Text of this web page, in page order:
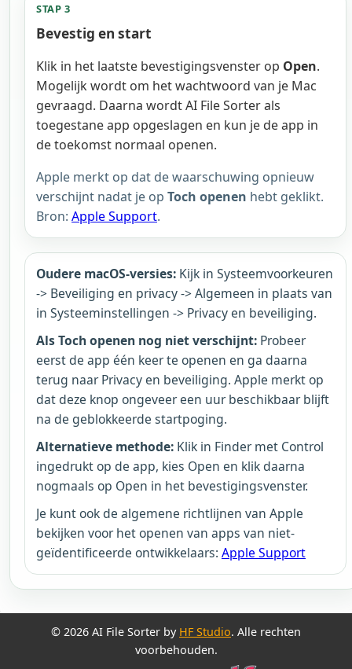
STAP 3
Bevestig en start
Klik in het laatste bevestigingsvenster op Open.
Mogelijk wordt om het wachtwoord van je Mac
gevraagd. Daarna wordt AI File Sorter als
toegestane app opgeslagen en kun je de app in
de toekomst normaal openen.
Apple merkt op dat de waarschuwing opnieuw
verschijnt nadat je op Toch openen hebt geklikt.
Bron: Apple Support.
Oudere macOS-versies: Kijk in Systeemvoorkeuren
-> Beveiliging en privacy -> Algemeen in plaats van
in Systeeminstellingen -> Privacy en beveiliging.
Als Toch openen nog niet verschijnt: Probeer
eerst de app één keer te openen en ga daarna
terug naar Privacy en beveiliging. Apple merkt op
dat deze knop ongeveer een uur beschikbaar blijft
na de geblokkeerde startpoging.
Alternatieve methode: Klik in Finder met Control
ingedrukt op de app, kies Open en klik daarna
nogmaals op Open in het bevestigingsvenster.
Je kunt ook de algemene richtlijnen van Apple
bekijken voor het openen van apps van niet-
geïdentificeerde ontwikkelaars: Apple Support
© 2026 AI File Sorter by HF Studio. Alle rechten
voorbehouden.